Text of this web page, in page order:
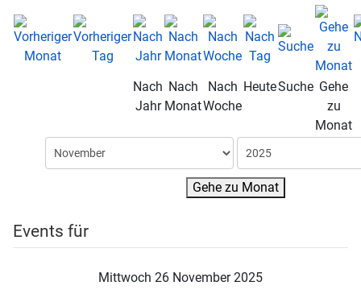
Nach
Jahr
Nach
Monat
Nach
Woche
HeuteSuche Gehe
zu
Monat
Gehe zu Monat
Events für
Mittwoch 26 November 2025